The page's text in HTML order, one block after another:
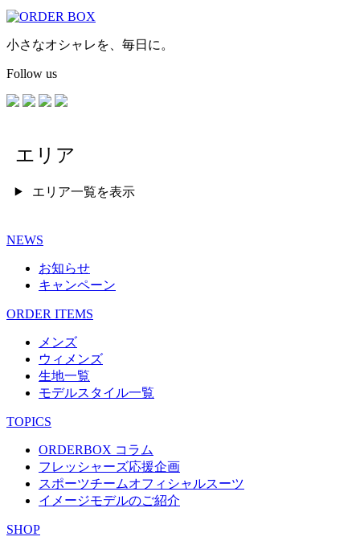
投稿のページ送り
小さなオシャレを、毎日に。
Follow us
エリア
エリア一覧を表示
NEWS
お知らせ
キャンペーン
ORDER ITEMS
メンズ
ウィメンズ
生地一覧
モデルスタイル一覧
TOPICS
ORDERBOX コラム
フレッシャーズ応援企画
スポーツチームオフィシャルスーツ
イメージモデルのご紹介
SHOP